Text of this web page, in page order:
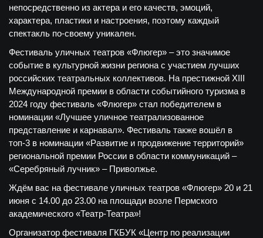
непосредственно из актера и его качеств, эмоций,
характера, пластики и настроения, поэтому каждый
спектакль по-своему уникален.
Фестиваль уличных театров «Флюгер» – это значимое
событие в культурной жизни региона с участием лучших
российских театральных коллективов. На престижной XIII
Международной премии в области событийного туризма в
2024 году фестиваль «Флюгер» стал победителем в
номинации «Лучшее уличное театрализованное
представление и карнавал». Фестиваль также вошёл в
топ-3 в номинации «Развитие и продвижение территорий»
региональной премии России в области коммуникаций –
«Серебряный лучник» – Приволжье.
Ждём вас на фестивале уличных театров «Флюгер» 20 и 21
июня с 14.00 до 23.00 на площади возле Пермского
академического «Театр-Театра»!
Организатор фестиваля ГКБУК «Центр по реализации